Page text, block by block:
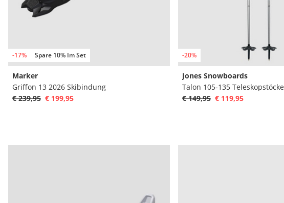
-17% Spare 10% Im Set
Marker
Griffon 13 2026 Skibindung
€ 239,95 € 199,95
-20%
Jones Snowboards
Talon 105-135 Teleskopstöcke
€ 149,95 € 119,95